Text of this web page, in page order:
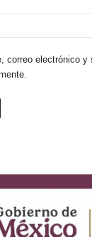
correo electrónico